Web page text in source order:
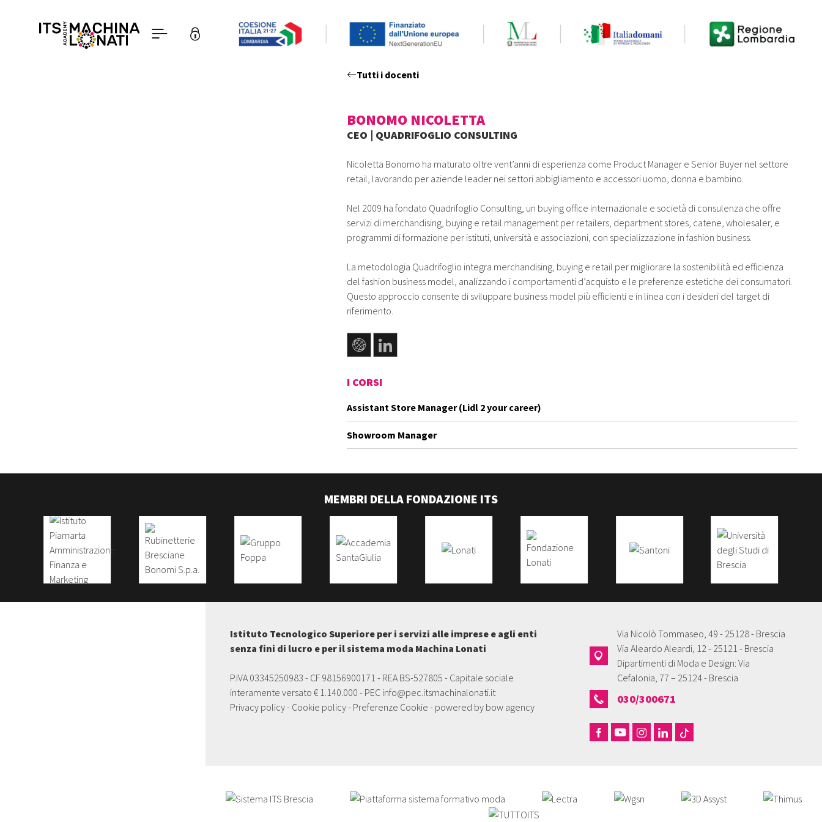
Tutti i docenti
BONOMO NICOLETTA
CEO | QUADRIFOGLIO CONSULTING
Nicoletta Bonomo ha maturato oltre vent’anni di esperienza come Product Manager e Senior Buyer nel settore
retail, lavorando per aziende leader nei settori abbigliamento e accessori uomo, donna e bambino.
Nel 2009 ha fondato Quadrifoglio Consulting, un buying office internazionale e società di consulenza che offre
servizi di merchandising, buying e retail management per retailers, department stores, catene, wholesaler, e
programmi di formazione per istituti, università e associazioni, con specializzazione in fashion business.
La metodologia Quadrifoglio integra merchandising, buying e retail per migliorare la sostenibilità ed efficienza
del fashion business model, analizzando i comportamenti d’acquisto e le preferenze estetiche dei consumatori.
Questo approccio consente di sviluppare business model più efficienti e in linea con i desideri del target di
riferimento.
I CORSI
Assistant Store Manager (Lidl 2 your career)
Showroom Manager
MEMBRI DELLA FONDAZIONE ITS
Istituto Tecnologico Superiore per i servizi alle imprese e agli enti
senza fini di lucro e per il sistema moda Machina Lonati
P.IVA 03345250983 - CF 98156900171 - REA BS-527805 - Capitale sociale
interamente versato € 1.140.000 - PEC info@pec.itsmachinalonati.it
Privacy policy- Cookie policy- Preferenze Cookie - powered by bow agency
Via Nicolò Tommaseo, 49 - 25128 - Brescia
Via Aleardo Aleardi, 12 - 25121 - Brescia
Dipartimenti di Moda e Design: Via
Cefalonia, 77 – 25124 - Brescia
030/300671